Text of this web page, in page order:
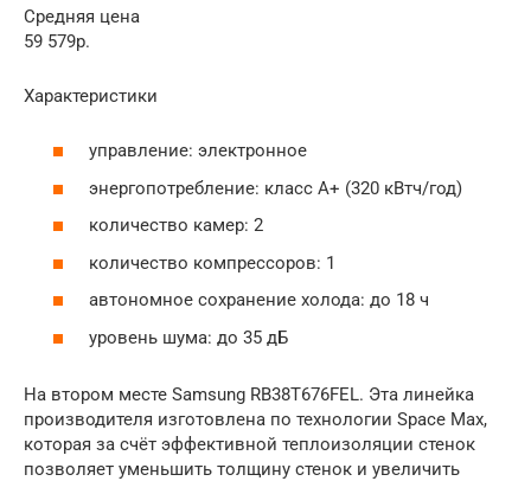
Средняя цена
59 579р.
Характеристики
управление: электронное
энергопотребление: класс A+ (320 кВтч/год)
количество камер: 2
количество компрессоров: 1
автономное сохранение холода: до 18 ч
уровень шума: до 35 дБ
На втором месте Samsung RB38T676FEL. Эта линейка
производителя изготовлена по технологии Space Max,
которая за счёт эффективной теплоизоляции стенок
позволяет уменьшить толщину стенок и увеличить